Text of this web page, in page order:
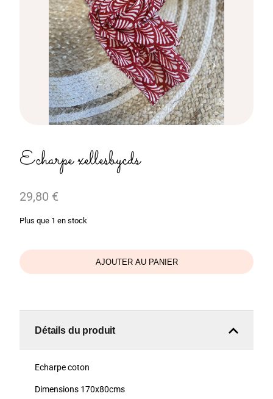
Echarpe xellesbycds
29,80 €
Plus que 1 en stock
AJOUTER AU PANIER
Détails du produit
Echarpe coton
Dimensions 170x80cms